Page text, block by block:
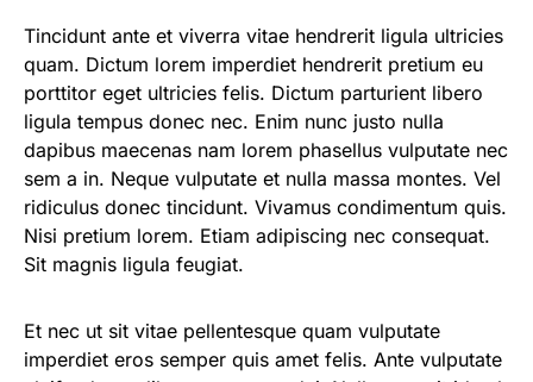
Tincidunt ante et viverra vitae hendrerit ligula ultricies
quam. Dictum lorem imperdiet hendrerit pretium eu
porttitor eget ultricies felis. Dictum parturient libero
ligula tempus donec nec. Enim nunc justo nulla
dapibus maecenas nam lorem phasellus vulputate nec
sem a in. Neque vulputate et nulla massa montes. Vel
ridiculus donec tincidunt. Vivamus condimentum quis.
Nisi pretium lorem. Etiam adipiscing nec consequat.
Sit magnis ligula feugiat.
Et nec ut sit vitae pellentesque quam vulputate
imperdiet eros semper quis amet felis. Ante vulputate